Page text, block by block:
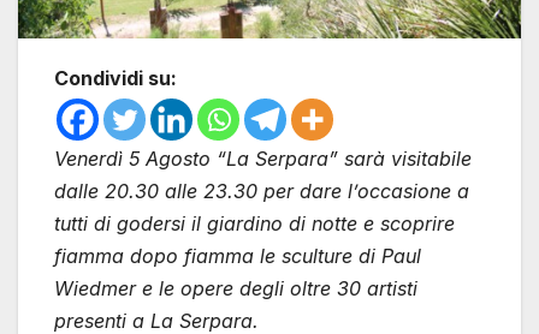
Condividi su:
Venerdì 5 Agosto “La Serpara” sarà visitabile
dalle 20.30 alle 23.30 per dare l’occasione a
tutti di godersi il giardino di notte e scoprire
fiamma dopo fiamma le sculture di Paul
Wiedmer e le opere degli oltre 30 artisti
presenti a La Serpara.